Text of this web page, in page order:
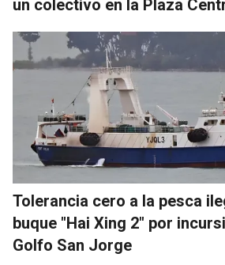
un colectivo en la Plaza
Tolerancia cero a la pesca
buque "Hai Xing 2" por
Golfo San Jorge